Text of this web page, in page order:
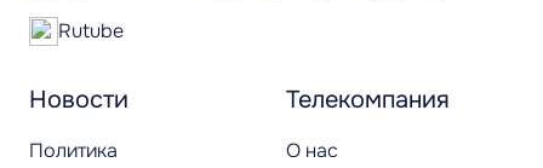
Новости
Политика
Телекомпания
О нас
Rutube